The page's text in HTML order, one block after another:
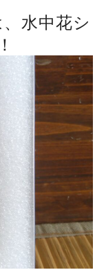
水中花シ